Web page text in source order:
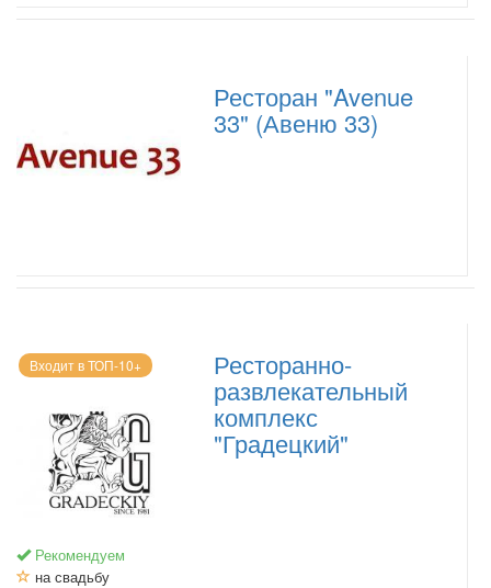
Ресторан "Avenue
33" (Авеню 33)
Входит в ТОП-10+
Рекомендуем
на свадьбу
Ресторанно-
развлекательный
комплекс
"Градецкий"